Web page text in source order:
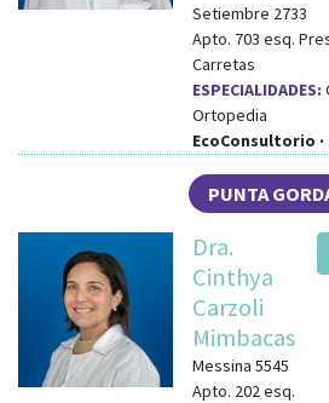
Setiembre 2733
Apto. 703 esq.
Carretas
ESPECIALIDADES:
Ortopedia
EcoConsultorio
PUNTA
Dra.
Cinthya
Carzoli
Mimbacas
Messina 5545
Apto. 202esq.